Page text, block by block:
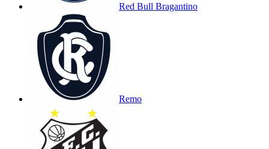
Red Bull Bragantino
Remo